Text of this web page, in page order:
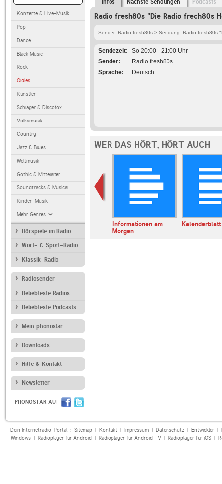
Konzerte & Live-Musik
Pop
Dance
Black Music
Rock
Oldies
Künstler
Schlager & Discofox
Volksmusik
Country
Jazz & Blues
Weltmusik
Gothic & Mittelalter
Soundtracks & Musical
Kinder-Musik
Mehr Genres
Hörspiele im Radio
Wort- & Sport-Radio
Klassik-Radio
Radiosender
Beliebteste Radios
Beliebteste Podcasts
Mein phonostar
Downloads
Hilfe & Kontakt
Newsletter
PHONOSTAR AUF
Infos Nächste Sendungen Podcasts
Radio fresh80s "Die Radio frech80s
Sender: Radio fresh80s > Sendung: Radio fresh80s
Sendezeit
So 20:00 - 21:00 Uhr
Sender
Radio fresh80s
Sprache
Deutsch
WER DAS HÖRT, HÖRT AUCH
ARD Radiofestival:
Jazz
Informationen am
Morgen
Kalenderblatt
Dein Internetradio-Portal : Sitemap| Kontakt| Impressum| Datenschutz| Entwickler|
Windows| Radioplayer für Android| Radioplayer für Android TV| Radioplayer für iOS|